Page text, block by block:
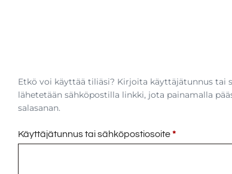
Etkö voi käyttää tiliäsi? Kirjoita käyttäjätunnus tai
lähetetään sähköpostilla linkki, jota painamalla
salasanan.
Käyttäjätunnus tai sähköpostiosoite*